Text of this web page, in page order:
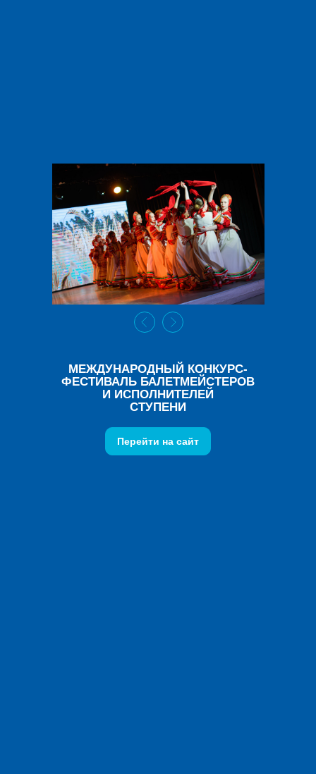
Перейти на сайт
МЕЖДУНАРОДНЫЙ КОНКУРС-
ФЕСТИВАЛЬ БАЛЕТМЕЙСТЕРОВ
И ИСПОЛНИТЕЛЕЙ
СТУПЕНИ